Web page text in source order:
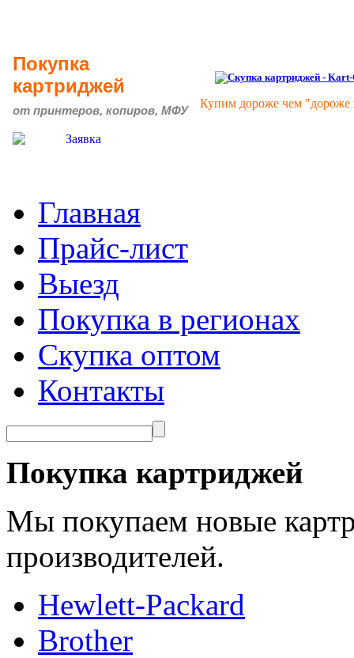
Покупка
картриджей
от принтеров, копиров, МФУ
Купим дороже чем
Главная
Прайс-лист
Выезд
Покупка в регионах
Скупка оптом
Контакты
Покупка картриджей
Мы покупаем новые
производителей.
Hewlett-Packard
Brother